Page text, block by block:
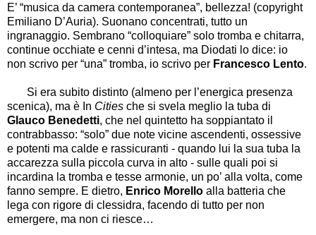
E’ “musica da camera contemporanea”, bellezza! (copyright
Emiliano D’Auria). Suonano concentrati, tutto un
ingranaggio. Sembrano “colloquiare” solo tromba e chitarra,
continue occhiate e cenni d’intesa, ma Diodati lo dice: io
non scrivo per “una” tromba, io scrivo per Francesco Lento.
Si era subito distinto (almeno per l ’energica presenza
scenica), ma è In Cities che si svela meglio la tuba di
Glauco Benedetti, che nel quintetto ha soppiantato il
contrabbasso: “solo” due note vicine ascendenti, ossessive
e potenti ma calde e rassicuranti - quando lui la sua tuba la
accarezza sulla piccola curva in alto - sulle quali poi si
incardina la tromba e tesse armonie, un po’ alla volta, come
fanno sempre. E dietro, Enrico Morello alla batteria che
lega con rigore di clessidra, facendo di tutto per non
emergere, ma non ci riesce…